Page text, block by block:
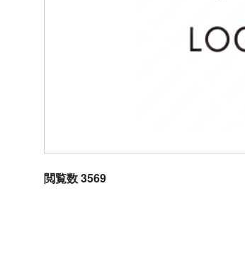
閲覧数 3569